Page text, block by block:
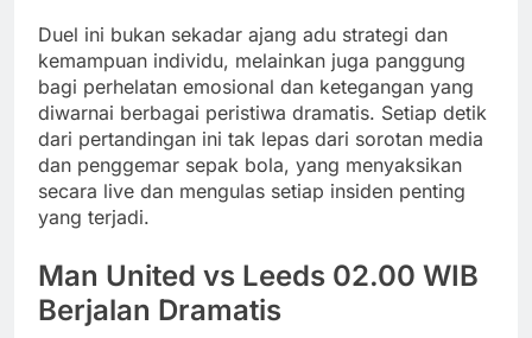
Duel ini bukan sekadar ajang adu strategi dan
kemampuan individu, melainkan juga panggung
bagi perhelatan emosional dan ketegangan yang
diwarnai berbagai peristiwa dramatis. Setiap detik
dari pertandingan ini tak lepas dari sorotan media
dan penggemar sepak bola, yang menyaksikan
secara live dan mengulas setiap insiden penting
yang terjadi.
Man United vs Leeds 02.00 WIB
Berjalan Dramatis